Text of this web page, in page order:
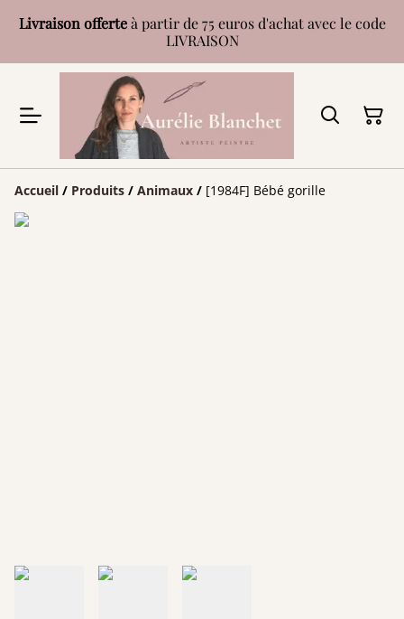
Livraison offerteà partir de 75 euros d'achat avec le code
LIVRAISON
Accueil / Produits / Animaux / [1984F] Bébé gorille